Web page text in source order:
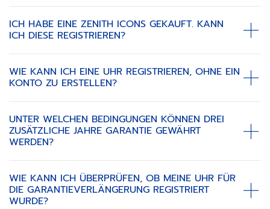
ICH HABE EINE ZENITH ICONS GEKAUFT. KANN
ICH DIESE REGISTRIEREN?
WIE KANN ICH EINE UHR REGISTRIEREN, OHNE EIN
KONTO ZU ERSTELLEN?
UNTER WELCHEN BEDINGUNGEN KÖNNEN DREI
ZUSÄTZLICHE JAHRE GARANTIE GEWÄHRT
WERDEN?
WIE KANN ICH ÜBERPRÜFEN, OB MEINE UHR FÜR
DIE GARANTIEVERLÄNGERUNG REGISTRIERT
WURDE?